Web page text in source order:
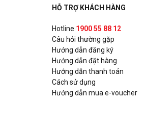
HỖ TRỢ KHÁCH HÀNG
Hotline 1900 55 88 12
Câu hỏi thường gặp
Hướng dẫn đăng ký
Hướng dẫn đặt hàng
Hướng dẫn thanh toán
Cách sử dụng
Hướng dẫn mua e-voucher